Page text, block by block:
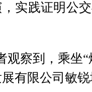
实践证明公
观察到，乘坐
有限公司敏